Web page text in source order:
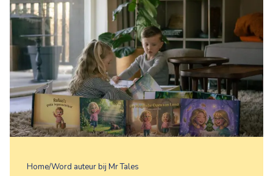
Home/Word auteur bij Mr Tales